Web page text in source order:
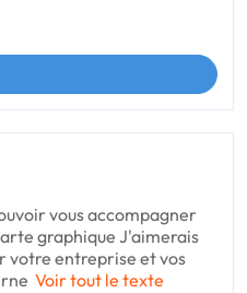
vous accompagner
graphique J'aimerais
votre entreprise et vos
Voir tout le texte